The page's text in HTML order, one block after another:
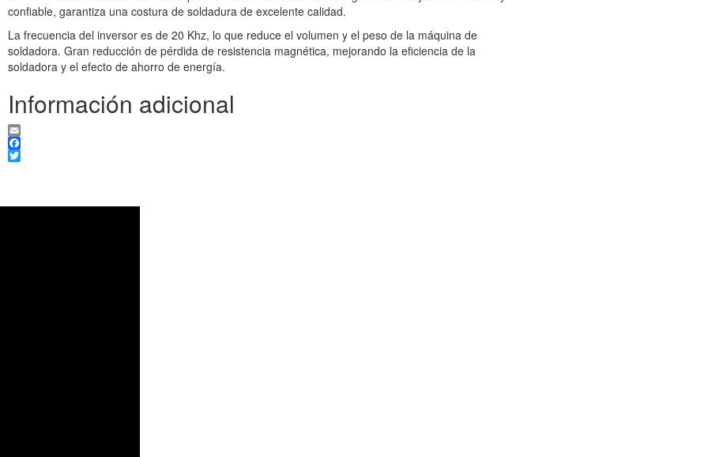
confiable, garantiza una costura de soldadura de excelente calidad.
La frecuencia del inversor es de 20 Khz, lo que reduce el volumen y el peso de la máquina de
soldadora. Gran reducción de pérdida de resistencia magnética, mejorando la eficiencia de la
soldadora y el efecto de ahorro de energía.
Información adicional
Email
Facebook